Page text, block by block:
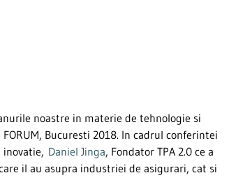
noastre in materie de tehnologie si
FORUM, Bucuresti 2018. In cadrul conferintei
inovatie, Daniel Jinga, Fondator TPA 2.0 ce a
il au asupra industriei de asigurari, cat si